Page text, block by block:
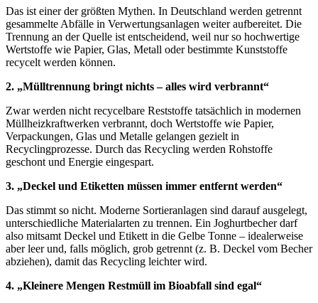
Das ist einer der größten Mythen. In Deutschland werden getrennt
gesammelte Abfälle in Verwertungsanlagen weiter aufbereitet. Die
Trennung an der Quelle ist entscheidend, weil nur so hochwertige
Wertstoffe wie Papier, Glas, Metall oder bestimmte Kunststoffe
recycelt werden können.
2. „Mülltrennung bringt nichts – alles wird verbrannt“
Zwar werden nicht recycelbare Reststoffe tatsächlich in modernen
Müllheizkraftwerken verbrannt, doch Wertstoffe wie Papier,
Verpackungen, Glas und Metalle gelangen gezielt in
Recyclingprozesse. Durch das Recycling werden Rohstoffe
geschont und Energie eingespart.
3. „Deckel und Etiketten müssen immer entfernt werden“
Das stimmt so nicht. Moderne Sortieranlagen sind darauf ausgelegt,
unterschiedliche Materialarten zu trennen. Ein Joghurtbecher darf
also mitsamt Deckel und Etikett in die Gelbe Tonne – idealerweise
aber leer und, falls möglich, grob getrennt (z. B. Deckel vom Becher
abziehen), damit das Recycling leichter wird.
4. „Kleinere Mengen Restmüll im Bioabfall sind egal“